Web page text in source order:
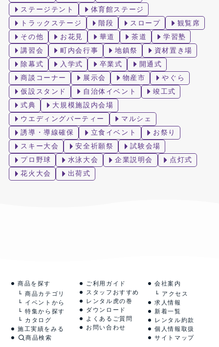
ステージテント
体育館ステージ
トラックステージ
階段 スロープ
観覧席
その他
お花見 華道 茶道
学習塾
講習会
町内会行事 地鎮祭
資材置き場
除幕式
入学式 卒業式
開通式
商談コーナー
展示会 物産市
やぐら
仮設スタンド
自治体イベント
竣工式
式典
大規模施設内会場
ウエディングパーティー
マルシェ
誘導・導線確保
立食イベント
お祭り
スキー大会
安全祈願祭
試験会場
プロ野球
水泳大会 企業説明会
点灯式
花火大会
出荷式
商品を探す
商品カテゴリ
イベントから
特集から探す
カタログ
施工実績をみる
商品検索
ご利用ガイド
スタッフおすすめ
レンタル虎の巻
ダウンロード
よくあるご質問
お問い合わせ
会社案内
アクセス
求人情報
新着一覧
レンタル約款
個人情報取扱
サイトマップ